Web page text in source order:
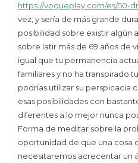
https://vogueplay.com/es/50-
vez, y serí­a de más grande
posibilidad sobre existir algún
sobre latir más de 69 años de
igual que tu permanencia
familiares y no ha transpirado
podrías utilizar su perspicacia
esas posibilidades con
diferentes a lo mejor nunca
Forma de meditar sobre la
oportunidad de que una cosa
necesitaremos acrecentar un